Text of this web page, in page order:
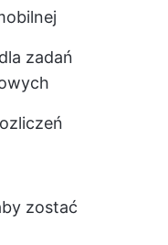
zadań
zostać